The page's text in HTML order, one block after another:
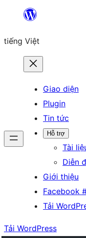
Chuyển
phần
tiếng Việt
Giao diện
Plugin
Tin tức
Hỗ trợ
Tài
Diễn
Giới thiệu
Facebook
Tải
Tải WordPress